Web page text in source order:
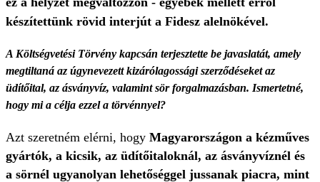
készítettünk rövid interjút a Fidesz alelnökével.
A Költségvetési Törvény kapcsán terjesztette be javaslatát, amely
megtiltaná az úgynevezett kizárólagossági szerződéseket az
üdítőital, az ásványvíz, valamint sör forgalmazásban. Ismertetné,
hogy mi a célja ezzel a törvénnyel?
Azt szeretném elérni, hogy Magyarországon a kézműves
gyártók, a kicsik, az üdítőitaloknál, az ásványvíznél és
a sörnél ugyanolyan lehetőséggel jussanak piacra, mint